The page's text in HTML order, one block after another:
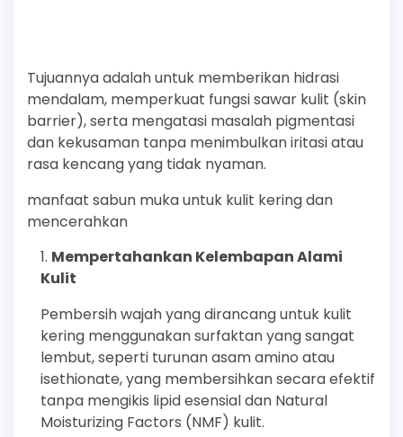
Tujuannya adalah untuk memberikan hidrasi
mendalam, memperkuat fungsi sawar kulit (skin
barrier), serta mengatasi masalah pigmentasi
dan kekusaman tanpa menimbulkan iritasi atau
rasa kencang yang tidak nyaman.
manfaat sabun muka untuk kulit kering dan
mencerahkan
Mempertahankan Kelembapan Alami
Kulit
Pembersih wajah yang dirancang untuk kulit
kering menggunakan surfaktan yang sangat
lembut, seperti turunan asam amino atau
isethionate, yang membersihkan secara efektif
tanpa mengikis lipid esensial dan Natural
Moisturizing Factors (NMF) kulit.